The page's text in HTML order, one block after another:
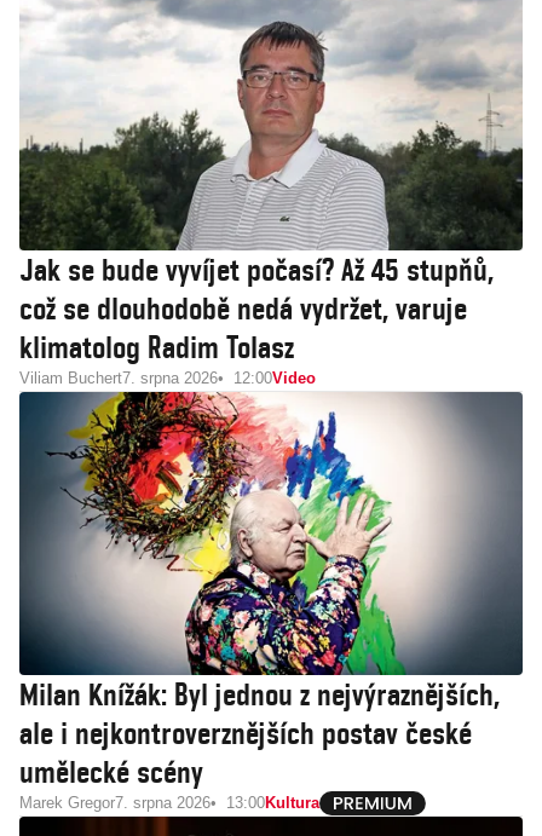
Jak se bude vyvíjet počasí? Až 45 stupňů,
což se dlouhodobě nedá vydržet, varuje
klimatolog Radim Tolasz
Viliam Buchert7. srpna 2026 12:00Video
Milan Knížák: Byl jednou z nejvýraznějších,
ale i nejkontroverznějších postav české
umělecké scény
Marek Gregor7. srpna 2026 13:00Kultura